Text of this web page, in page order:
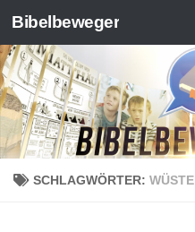
Zum Inhalt springen
Bibelbeweger
SCHLAGWÖRTER: WÜSTE